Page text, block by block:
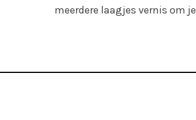
meerdere laagjes vernis om